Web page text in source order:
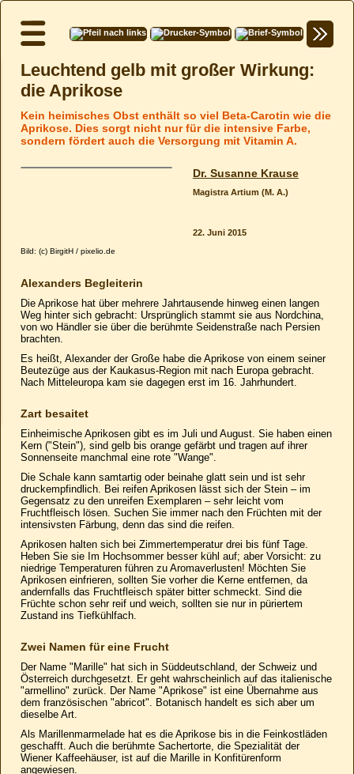
Leuchtend gelb mit großer Wirkung:
die Aprikose
Kein heimisches Obst enthält so viel Beta-Carotin wie die
Aprikose. Dies sorgt nicht nur für die intensive Farbe,
sondern fördert auch die Versorgung mit Vitamin A.
Dr. Susanne Krause
Magistra Artium (M. A.)
22. Juni 2015
Bild: (c) BirgitH / pixelio.de
Alexanders Begleiterin
Die Aprikose hat über mehrere Jahrtausende hinweg einen langen
Weg hinter sich gebracht: Ursprünglich stammt sie aus Nordchina,
von wo Händler sie über die berühmte Seidenstraße nach Persien
brachten.
Es heißt, Alexander der Große habe die Aprikose von einem seiner
Beutezüge aus der Kaukasus-Region mit nach Europa gebracht.
Nach Mitteleuropa kam sie dagegen erst im 16. Jahrhundert.
Zart besaitet
Einheimische Aprikosen gibt es im Juli und August. Sie haben einen
Kern ("Stein"), sind gelb bis orange gefärbt und tragen auf ihrer
Sonnenseite manchmal eine rote "Wange".
Die Schale kann samtartig oder beinahe glatt sein und ist sehr
druckempfindlich. Bei reifen Aprikosen lässt sich der Stein – im
Gegensatz zu den unreifen Exemplaren – sehr leicht vom
Fruchtfleisch lösen. Suchen Sie immer nach den Früchten mit der
intensivsten Färbung, denn das sind die reifen.
Aprikosen halten sich bei Zimmertemperatur drei bis fünf Tage.
Heben Sie sie Im Hochsommer besser kühl auf; aber Vorsicht: zu
niedrige Temperaturen führen zu Aromaverlusten! Möchten Sie
Aprikosen einfrieren, sollten Sie vorher die Kerne entfernen, da
andernfalls das Fruchtfleisch später bitter schmeckt. Sind die
Früchte schon sehr reif und weich, sollten sie nur in püriertem
Zustand ins Tiefkühlfach.
Zwei Namen für eine Frucht
Der Name "Marille" hat sich in Süddeutschland, der Schweiz und
Österreich durchgesetzt. Er geht wahrscheinlich auf das italienische
"armellino" zurück. Der Name "Aprikose" ist eine Übernahme aus
dem französischen "abricot". Botanisch handelt es sich aber um
dieselbe Art.
Als Marillenmarmelade hat es die Aprikose bis in die Feinkostläden
geschafft. Auch die berühmte Sachertorte, die Spezialität der
Wiener Kaffeehäuser, ist auf die Marille in Konfitürenform
angewiesen.